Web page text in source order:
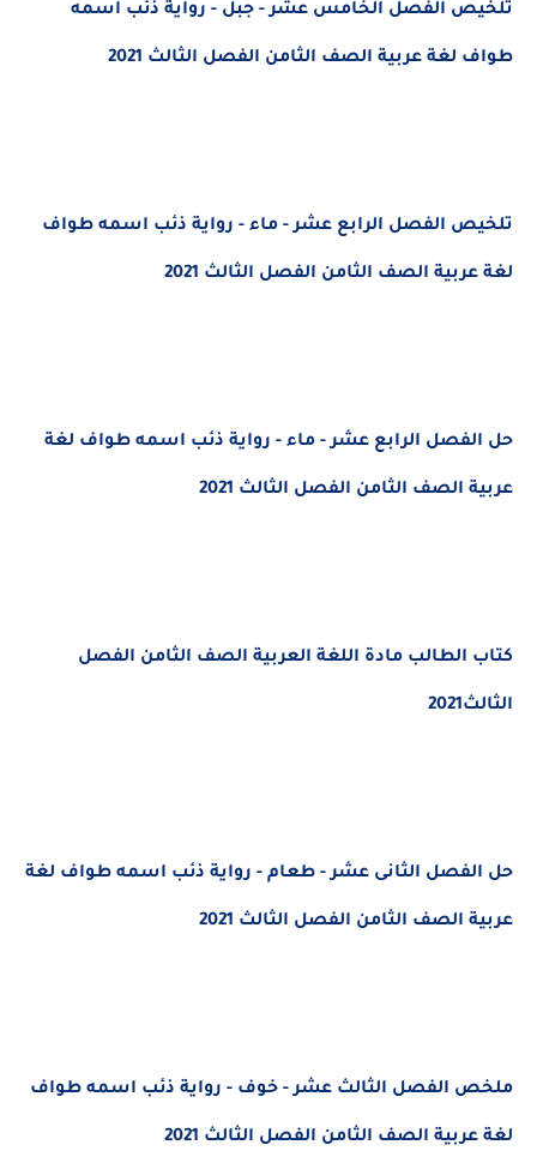
تلخيص الفصل الخامس عشر - جبل - رواية ذئب اسمه
طواف لغة عربية الصف الثامن الفصل الثالث 2021
تلخيص الفصل الرابع عشر - ماء - رواية ذئب اسمه طواف
لغة عربية الصف الثامن الفصل الثالث 2021
حل الفصل الرابع عشر - ماء - رواية ذئب اسمه طواف لغة
عربية الصف الثامن الفصل الثالث 2021
كتاب الطالب مادة اللغة العربية الصف الثامن الفصل
الثالث2021
حل الفصل الثانى عشر - طعام - رواية ذئب اسمه طواف لغة
عربية الصف الثامن الفصل الثالث 2021
ملخص الفصل الثالث عشر - خوف - رواية ذئب اسمه طواف
لغة عربية الصف الثامن الفصل الثالث 2021